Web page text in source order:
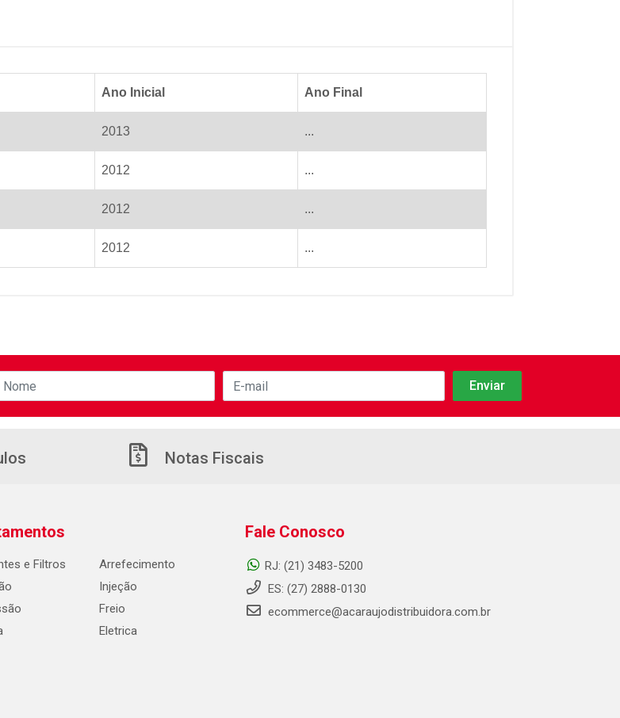
Ano Inicial Ano Final
2013 ...
2012 ...
2012 ...
2012 ...
Notas Fiscais
e Filtros
Arrefecimento
Injeção
Freio
Eletrica
Fale Conosco
RJ: (21) 3483-5200
ES: (27) 2888-0130
ecommerce@acaraujodistribuidora.com.br